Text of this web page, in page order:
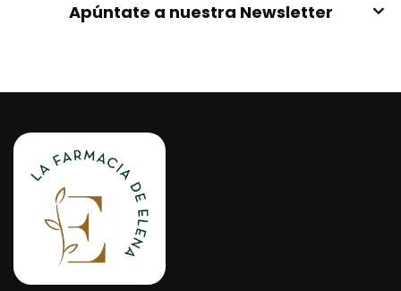
Apúntate a nuestra Newsletter